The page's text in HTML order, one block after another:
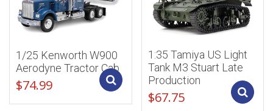
1/25 Kenworth W900
Aerodyne Tractor Cab
$74.99 Add to cart
1:35 Tamiya US Light
Tank M3 Stuart Late
Production
$67.75